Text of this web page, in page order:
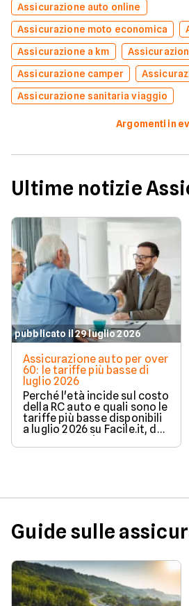
Assicurazione auto online
Assicurazione moto economica
Assicurazione a km
Assicurazione camper
Assicurazione sanitaria viaggio
Argomenti in
Ultime notizie
pubblicato il 29 luglio 2026
Assicurazione auto per over
60: le tariffe più basse di
luglio 2026
Perché l'età incide sul costo
della RC auto e quali sono le
tariffe più basse disponibili
a luglio 2026 su Facile.it, da
106,32€ annui.
Guide sulle